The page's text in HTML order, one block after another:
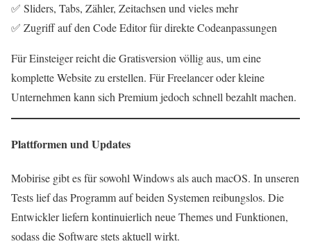
✅ Sliders, Tabs, Zähler, Zeitachsen und vieles mehr
✅ Zugriff auf den Code Editor für direkte Codeanpassungen
Für Einsteiger reicht die Gratisversion völlig aus, um eine
komplette Website zu erstellen. Für Freelancer oder kleine
Unternehmen kann sich Premium jedoch schnell bezahlt machen.
Plattformen und Updates
Mobirise gibt es für sowohl Windows als auch macOS. In unseren
Tests lief das Programm auf beiden Systemen reibungslos. Die
Entwickler liefern kontinuierlich neue Themes und Funktionen,
sodass die Software stets aktuell wirkt.